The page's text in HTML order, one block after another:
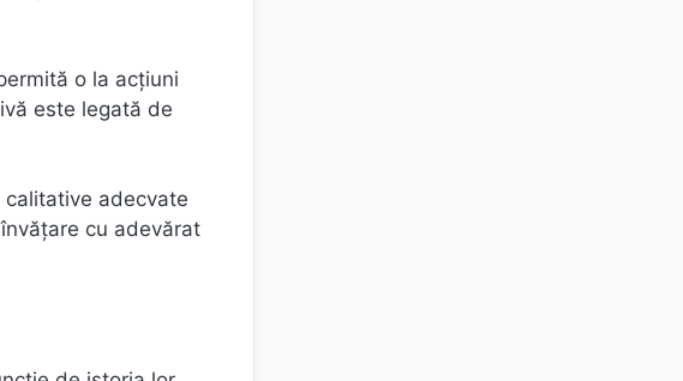
o la acțiuni
este legată de
adecvate
cu adevărat